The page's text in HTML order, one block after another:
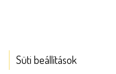
ESZKÖZÖK
Süti beállítások